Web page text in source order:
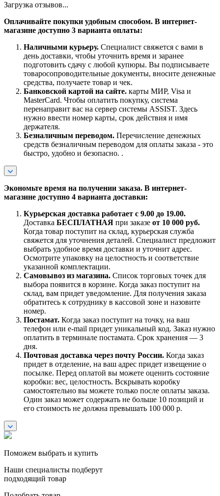
Загрузка отзывов...
Оплачивайте покупки удобным способом. В интернет-
магазине доступно 3 варианта оплаты:
Наличными курьеру. Специалист свяжется с вами в
день доставки, чтобы уточнить время и заранее
подготовить сдачу с любой купюры. Вы подписываете
товаросопроводительные документы, вносите денежные
средства, получаете товар и чек.
Банковской картой на сайте. карты МИР, Visa и
MasterCard. Чтобы оплатить покупку, система
перенаправит вас на сервер системы ASSIST. Здесь
нужно ввести номер карты, срок действия и имя
держателя.
Безналичным переводом. Перечисление денежных
средств безналичным переводом для оплаты заказа - это
быстро, удобно и безопасно. .
Экономьте время на получении заказа. В интернет-
магазине доступно 4 варианта доставки:
Курьерская доставка работает с 9.00 до 19.00.
Доставка БЕСПЛАТНАЯ при заказе от 10 000 руб.
Когда товар поступит на склад, курьерская служба
свяжется для уточнения деталей. Специалист предложит
выбрать удобное время доставки и уточнит адрес.
Осмотрите упаковку на целостность и соответствие
указанной комплектации.
Самовывоз из магазина. Список торговых точек для
выбора появится в корзине. Когда заказ поступит на
склад, вам придет уведомление. Для получения заказа
обратитесь к сотруднику в кассовой зоне и назовите
номер.
Постамат. Когда заказ поступит на точку, на ваш
телефон или e-mail придет уникальный код. Заказ нужно
оплатить в терминале постамата. Срок хранения — 3
дня.
Почтовая доставка через почту России. Когда заказ
придет в отделение, на ваш адрес придет извещение о
посылке. Перед оплатой вы можете оценить состояние
коробки: вес, целостность. Вскрывать коробку
самостоятельно вы можете только после оплаты заказа.
Один заказ может содержать не больше 10 позиций и
его стоимость не должна превышать 100 000 р.
Поможем выбрать и купить
Наши специалисты подберут
подходящий товар